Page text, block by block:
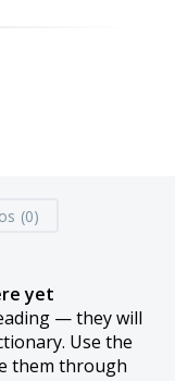
(0)
yet
— they will
Use the
them through